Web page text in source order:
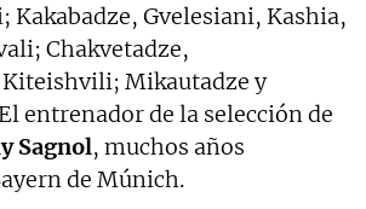
Gvelesiani, Kashia,
Chakvetadze,
Mikautadze y
entrenador de la selección de
Sagnol, muchos años
de Múnich.